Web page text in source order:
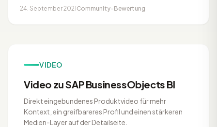
24. September 2021 Community-Bewertung
VIDEO
Video zu SAP BusinessObjects BI
Direkt eingebundenes Produktvideo für mehr
Kontext, ein greifbareres Profil und einen stärkeren
Medien-Layer auf der Detailseite.